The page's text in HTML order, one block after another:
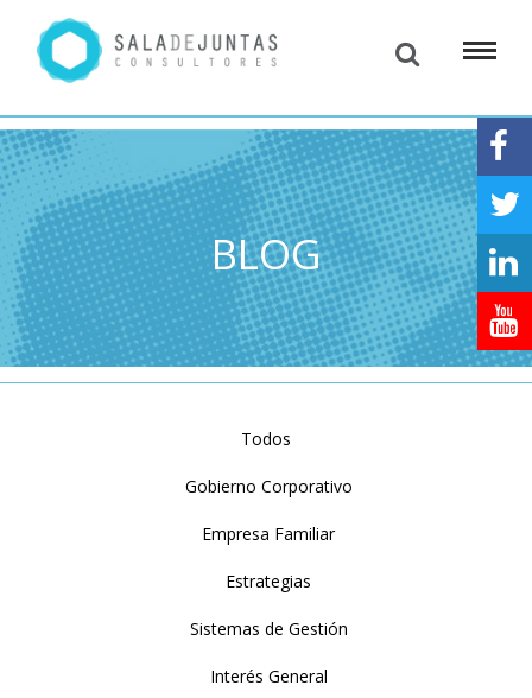
BLOG
Todos
Gobierno Corporativo
Empresa Familiar
Estrategias
Sistemas de Gestión
Interés General